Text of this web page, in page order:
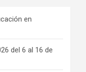
en
del 6 al 16 de